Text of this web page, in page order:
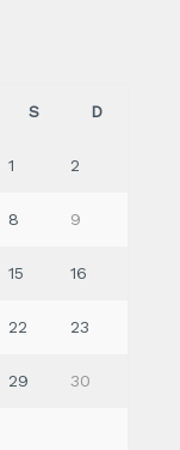
S D
1 2
8 9
15 16
22 23
29 30